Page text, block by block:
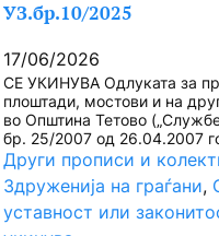
УЗ.бр.10/2025
17/06/2026
СЕ УКИНУВА Одлуката за
плоштади, мостови и на
во Општина Тетово
бр. 25/2007 од 26.04.2007
Други прописи и
Здруженија на граѓани,
уставност или